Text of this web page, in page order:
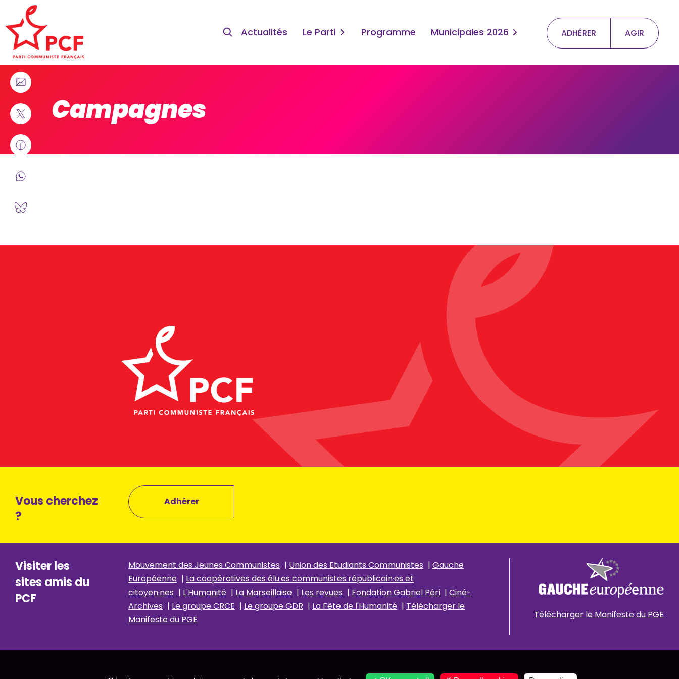
Actualités Le Parti Programme Municipales 2026 ADHÉRER AGIR
Campagnes
Vous cherchez
?
Adhérer
Visiter les
sites amis du
PCF
Mouvement des Jeunes Communistes | Union des Etudiants Communistes | Gauche
Européenne | La coopératives des élu·es communistes républicain·es et
citoyen·nes | L'Humanité | La Marseillaise | Les revues | Fondation Gabriel Péri | Ciné-
Archives | Le groupe CRCE | Le groupe GDR | La Fête de l'Humanité | Télécharger le
Manifeste du PGE
Télécharger le Manifeste du PGE
Mentions légales